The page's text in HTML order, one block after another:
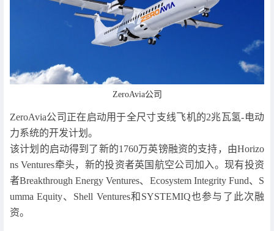
ZeroAvia公司
ZeroAvia公司正在启动用于全尺寸支线飞机的2兆瓦氢-电动
力系统的开发计划。
该计划的启动得到了新的1760万英镑融资的支持，由Horizo
ns Ventures牵头，新的投资者英国航空公司加入。现有投资
者Breakthrough Energy Ventures、Ecosystem Integrity Fund、S
umma Equity、Shell Ventures和SYSTEMIQ也参与了此次融
资。